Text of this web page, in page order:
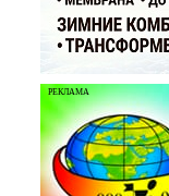
РЕКЛАМА